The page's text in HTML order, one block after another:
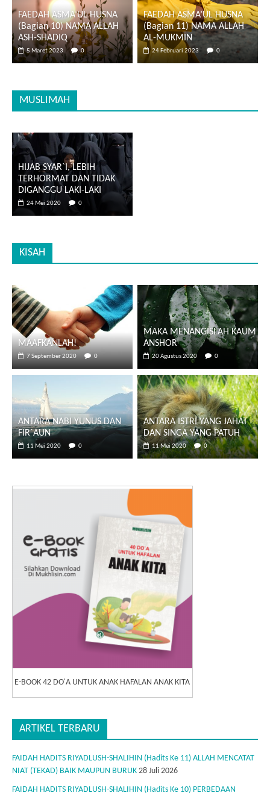
FAEDAH ASMA’UL HUSNA
(Bagian 10) NAMA ALLAH
ASH-SHADIQ
5 Maret 2023 0
FAEDAH ASMA’UL HUSNA
(Bagian 11) NAMA ALLAH
AL-MUKMIN
24 Februari 2023 0
MUSLIMAH
HIJAB SYAR`I, LEBIH
TERHORMAT DAN TIDAK
DIGANGGU LAKI-LAKI
24 Mei 2020 0
KISAH
MAAFKANLAH!
7 September 2020 0
MAKA MENANGISLAH KAUM
ANSHOR
20 Agustus 2020 0
ANTARA NABI YUNUS DAN
FIR`AUN
11 Mei 2020 0
ANTARA ISTRI YANG JAHAT
DAN SINGA YANG PATUH
11 Mei 2020 0
E-BOOK 42 DO'A UNTUK ANAK HAFALAN ANAK KITA
ARTIKEL TERBARU
FAIDAH HADITS RIYADLUSH-SHALIHIN (Hadits Ke 11) ALLAH MENCATAT
NIAT (TEKAD) BAIK MAUPUN BURUK 28 Juli 2026
FAIDAH HADITS RIYADLUSH-SHALIHIN (Hadits Ke 10) PERBEDAAN